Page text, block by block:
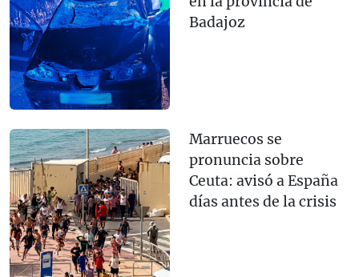
Badajoz
Marruecos se
pronuncia sobre
Ceuta: avisó a España
días antes de la crisis